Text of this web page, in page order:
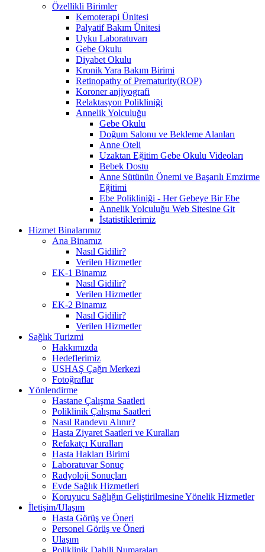
Özellikli Birimler
Kemoterapi Ünitesi
Palyatif Bakım Ünitesi
Uyku Laboratuvarı
Gebe Okulu
Diyabet Okulu
Kronik Yara Bakım Birimi
Retinopathy of Prematurity(ROP)
Koroner anjiyografi
Relaktasyon Polikliniği
Annelik Yolculuğu
Gebe Okulu
Doğum Salonu ve Bekleme Alanları
Anne Oteli
Uzaktan Eğitim Gebe Okulu Videoları
Bebek Dostu
Anne Sütünün Önemi ve Başarılı Emzirme
Eğitimi
Ebe Polikliniği - Her Gebeye Bir Ebe
Annelik Yolculuğu Web Sitesine Git
İstatistiklerimiz
Hizmet Binalarımız
Ana Binamız
Nasıl Gidilir?
Verilen Hizmetler
EK-1 Binamız
Nasıl Gidilir?
Verilen Hizmetler
EK-2 Binamız
Nasıl Gidilir?
Verilen Hizmetler
Sağlık Turizmi
Hakkımızda
Hedeflerimiz
USHAŞ Çağrı Merkezi
Fotoğraflar
Yönlendirme
Hastane Çalışma Saatleri
Poliklinik Çalışma Saatleri
Nasıl Randevu Alınır?
Hasta Ziyaret Saatleri ve Kuralları
Refakatçı Kuralları
Hasta Hakları Birimi
Laboratuvar Sonuç
Radyoloji Sonuçları
Evde Sağlık Hizmetleri
Koruyucu Sağlığın Geliştirilmesine Yönelik Hizmetler
İletişim/Ulaşım
Hasta Görüş ve Öneri
Personel Görüş ve Öneri
Ulaşım
Poliklinik Dahili Numaraları